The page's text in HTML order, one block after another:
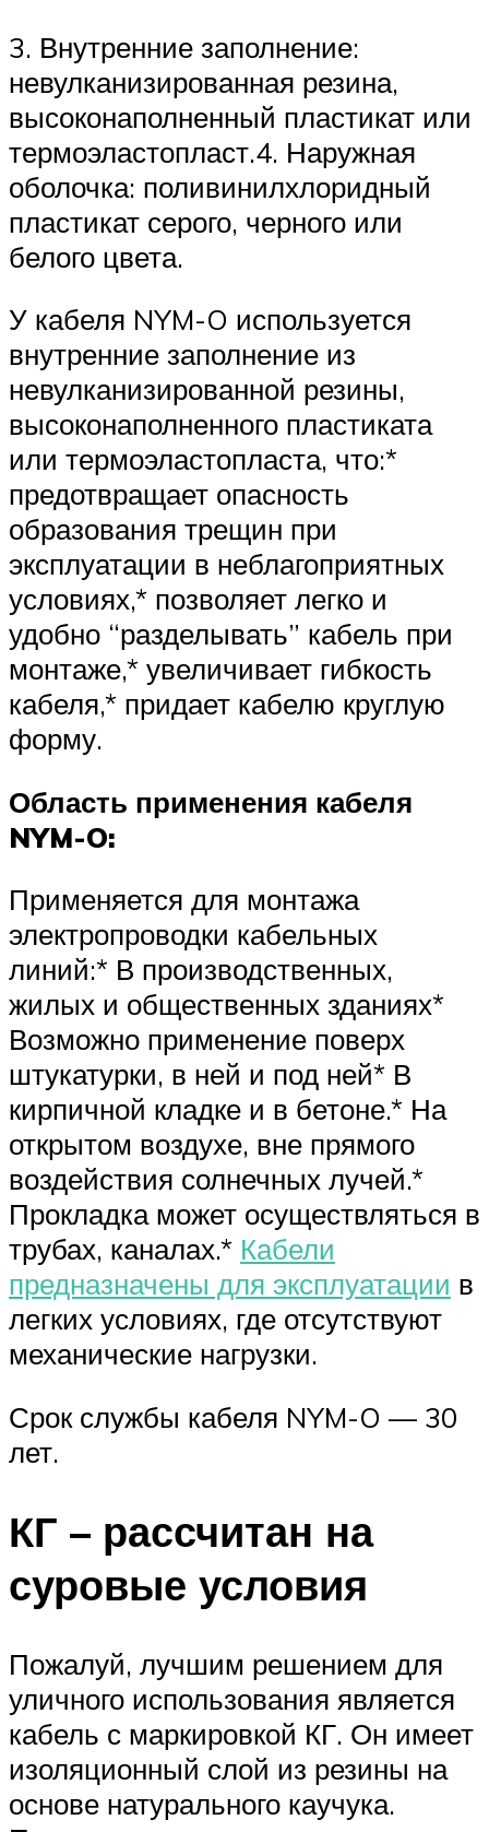
3. Внутренние заполнение:
невулканизированная резина,
высоконаполненный пластикат или
термоэластопласт.4. Наружная
оболочка: поливинилхлоридный
пластикат серого, черного или
белого цвета.
У кабеля NYM-O используется
внутренние заполнение из
невулканизированной резины,
высоконаполненного пластиката
или термоэластопласта, что:*
предотвращает опасность
образования трещин при
эксплуатации в неблагоприятных
условиях,* позволяет легко и
удобно “разделывать” кабель при
монтаже,* увеличивает гибкость
кабеля,* придает кабелю круглую
форму.
Область применения кабеля
NYM-O:
Применяется для монтажа
электропроводки кабельных
линий:* В производственных,
жилых и общественных зданиях*
Возможно применение поверх
штукатурки, в ней и под ней* В
кирпичной кладке и в бетоне.* На
открытом воздухе, вне прямого
воздействия солнечных лучей.*
Прокладка может осуществляться в
трубах, каналах.* Кабели
предназначены для эксплуатации в
легких условиях, где отсутствуют
механические нагрузки.
Срок службы кабеля NYM-O — 30
лет.
КГ – рассчитан на
суровые условия
Пожалуй, лучшим решением для
уличного использования является
кабель с маркировкой КГ. Он имеет
изоляционный слой из резины на
основе натурального каучука.